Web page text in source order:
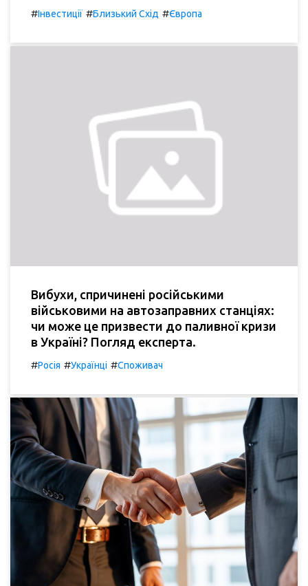
#Інвестиції #Близький Схід #Європа
Вибухи, спричинені російськими
військовими на автозаправних станціях:
чи може це призвести до паливної кризи
в Україні? Погляд експерта.
#Росія #Українці #Споживач